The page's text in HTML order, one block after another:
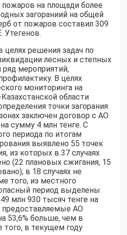
на площади более
загораниий на общей
от пожаров составил 309
Утегенов.
целях решения задач по
лесных и степных
мероприятий,
В целях
мониторинга на
области
точки загорания
заключен договор с АО
сумму 4 млн тенге. С
периода по итогам
выявлено 55 точек
из которых в 37 случаях
(22 плановых сжигания, 15
в 18 случаях не
того, из местного
период выделены
млн 930 тысяч тенге на
предоставляемые АО
53,6% больше, чем в
в текущем году